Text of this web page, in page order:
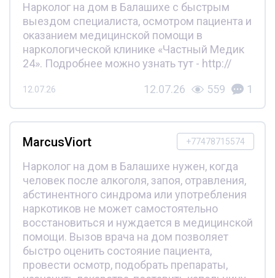
Нарколог на дом в Балашихе с быстрым
выездом специалиста, осмотром пациента и
оказанием медицинской помощи в
наркологической клинике «Частный Медик
24». Подробнее можно узнать тут - http://
12.07.26 12.07.26 559 1
+77478715574
MarcusViort
Нарколог на дом в Балашихе нужен, когда
человек после алкоголя, запоя, отравления,
абстинентного синдрома или употребления
наркотиков не может самостоятельно
восстановиться и нуждается в медицинской
помощи. Вызов врача на дом позволяет
быстро оценить состояние пациента,
провести осмотр, подобрать препараты,